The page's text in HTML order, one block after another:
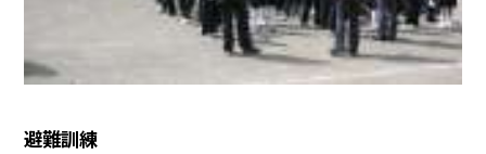
避難訓練